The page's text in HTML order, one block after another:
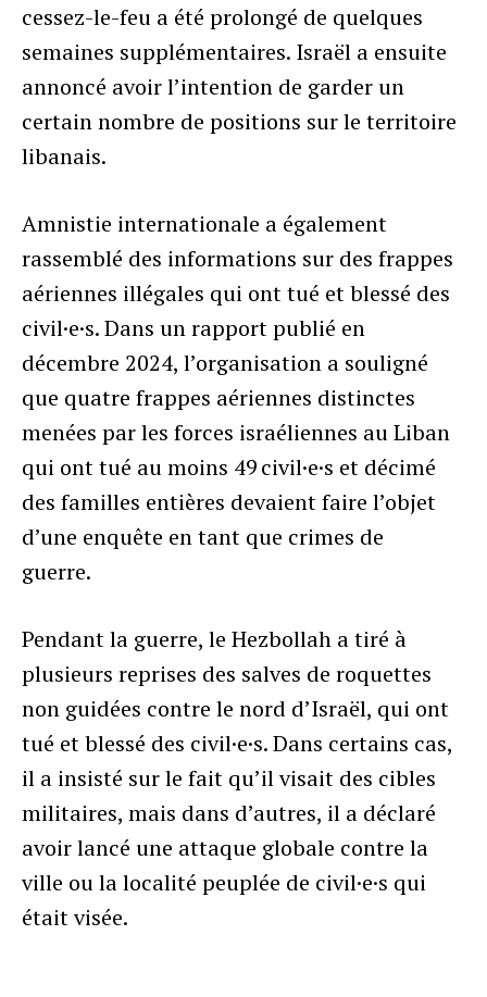
cessez-le-feu a été prolongé de quelques
semaines supplémentaires. Israël a ensuite
annoncé avoir l’intention de garder un
certain nombre de positions sur le territoire
libanais.
Amnistie internationale a également
rassemblé des informations sur des frappes
aériennes illégales qui ont tué et blessé des
civil·e·s. Dans un rapport publié en
décembre 2024, l’organisation a souligné
que quatre frappes aériennes distinctes
menées par les forces israéliennes au Liban
qui ont tué au moins 49 civil·e·s et décimé
des familles entières devaient faire l’objet
d’une enquête en tant que crimes de
guerre.
Pendant la guerre, le Hezbollah a tiré à
plusieurs reprises des salves de roquettes
non guidées contre le nord d’Israël, qui ont
tué et blessé des civil·e·s. Dans certains cas,
il a insisté sur le fait qu’il visait des cibles
militaires, mais dans d’autres, il a déclaré
avoir lancé une attaque globale contre la
ville ou la localité peuplée de civil·e·s qui
était visée.